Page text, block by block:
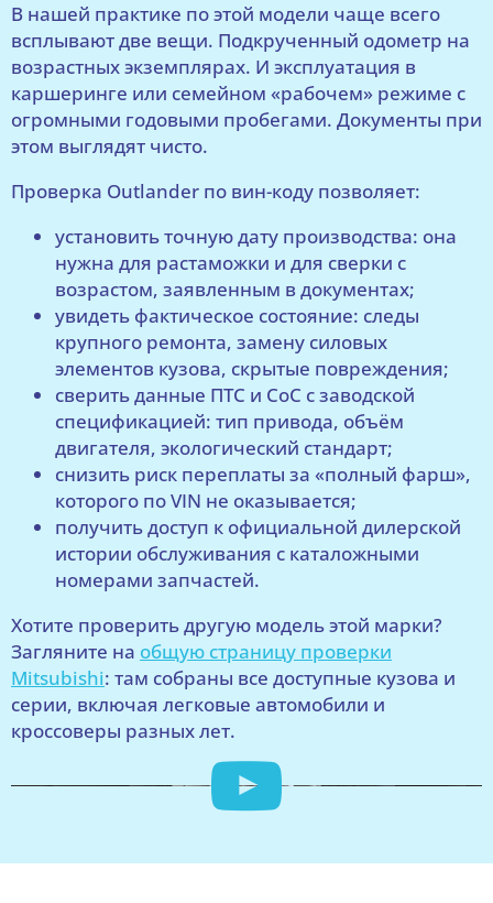
В нашей практике по этой модели чаще всего
всплывают две вещи. Подкрученный одометр на
возрастных экземплярах. И эксплуатация в
каршеринге или семейном «рабочем» режиме с
огромными годовыми пробегами. Документы при
этом выглядят чисто.
Проверка Outlander по вин-коду позволяет:
установить точную дату производства: она
нужна для растаможки и для сверки с
возрастом, заявленным в документах;
увидеть фактическое состояние: следы
крупного ремонта, замену силовых
элементов кузова, скрытые повреждения;
сверить данные ПТС и CoC с заводской
спецификацией: тип привода, объём
двигателя, экологический стандарт;
снизить риск переплаты за «полный фарш»,
которого по VIN не оказывается;
получить доступ к официальной дилерской
истории обслуживания с каталожными
номерами запчастей.
Хотите проверить другую модель этой марки?
Загляните на общую страницу проверки
Mitsubishi: там собраны все доступные кузова и
серии, включая легковые автомобили и
кроссоверы разных лет.